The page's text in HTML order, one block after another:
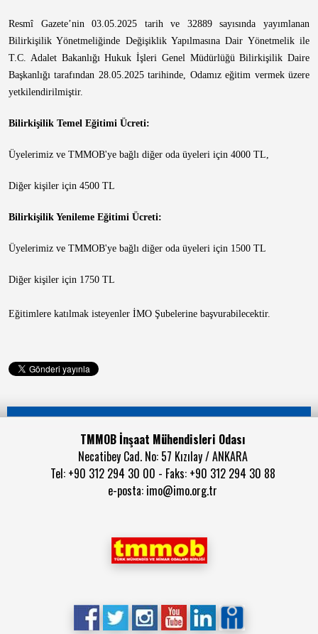
Resmî Gazete’nin 03.05.2025 tarih ve 32889 sayısında yayımlanan
Bilirkişilik Yönetmeliğinde Değişiklik Yapılmasına Dair Yönetmelik ile
T.C. Adalet Bakanlığı Hukuk İşleri Genel Müdürlüğü Bilirkişilik Daire
Başkanlığı tarafından 28.05.2025 tarihinde, Odamız eğitim vermek üzere
yetkilendirilmiştir.
Bilirkişilik Temel Eğitimi Ücreti:
Üyelerimiz ve TMMOB'ye bağlı diğer oda üyeleri için 4000 TL,
Diğer kişiler için 4500 TL
Bilirkişilik Yenileme Eğitimi Ücreti:
Üyelerimiz ve TMMOB'ye bağlı diğer oda üyeleri için 1500 TL
Diğer kişiler için 1750 TL
Eğitimlere katılmak isteyenler İMO Şubelerine başvurabilecektir.
TMMOB İnşaat Mühendisleri Odası
Necatibey Cad. No: 57 Kızılay / ANKARA
Tel: +90 312 294 30 00 - Faks: +90 312 294 30 88
e-posta: imo@imo.org.tr